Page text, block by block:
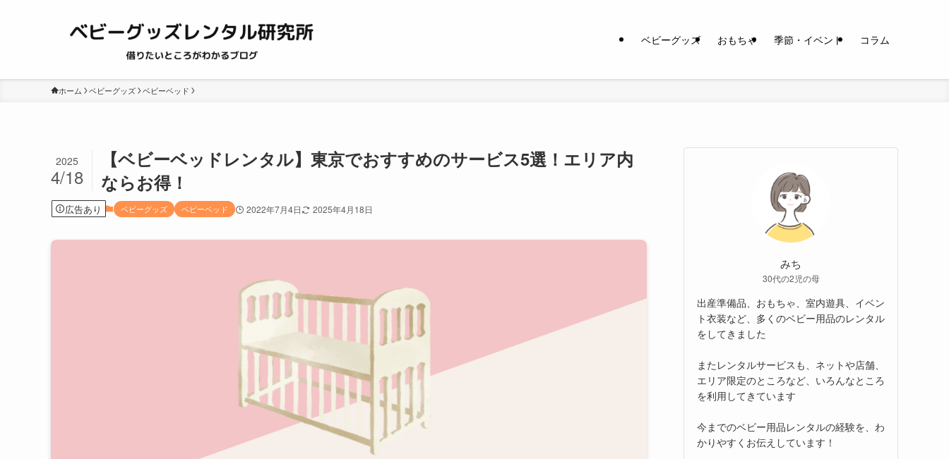
ベビーグッズ おもちゃ 季節・イベント コラム
ホーム ベビーグッズ ベビーベッド
【ベビーベッドレンタル】東京でおすすめのサービス5選！エリア内
ならお得！
2025
4/18
広告あり ベビーグッズ ベビーベッド 2022年7月4日 2025年4月18日
みち
30代の2児の母
出産準備品、おもちゃ、室内遊具、イベン
ト衣装など、多くのベビー用品のレンタル
をしてきました
またレンタルサービスも、ネットや店舗、
エリア限定のところなど、いろんなところ
を利用してきています
今までのベビー用品レンタルの経験を、わ
かりやすくお伝えしています！